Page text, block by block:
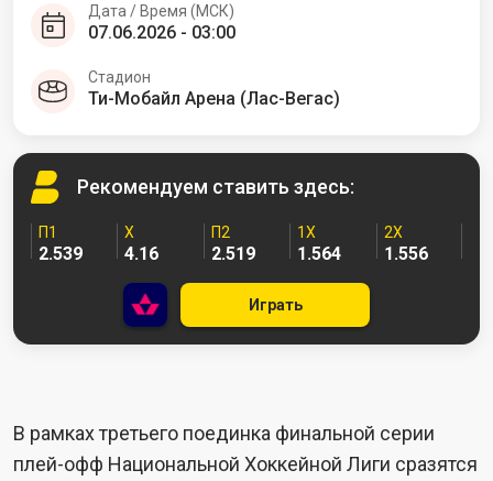
Дата / Время (МСК)
07.06.2026 - 03:00
Стадион
Ти-Мобайл Арена (Лас-Вегас)
Рекомендуем ставить здесь:
П1
2.539
X
4.16
П2
2.519
1X
1.564
2X
1.556
Играть
В рамках третьего поединка финальной серии
плей-офф Национальной Хоккейной Лиги сразятся